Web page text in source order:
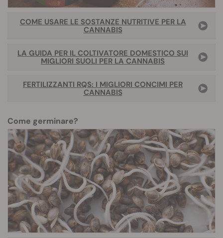
COME USARE LE SOSTANZE NUTRITIVE PER LA
CANNABIS
LA GUIDA PER IL COLTIVATORE DOMESTICO SUI
MIGLIORI SUOLI PER LA CANNABIS
FERTILIZZANTI RQS: I MIGLIORI CONCIMI PER
CANNABIS
Come germinare?